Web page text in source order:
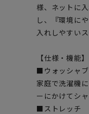
様、ネットに
し、『環境に
入れしやすいス
【仕様・機能】
■ウォッシャ
家庭で洗濯機
ーにかけてシ
■ストレッチ